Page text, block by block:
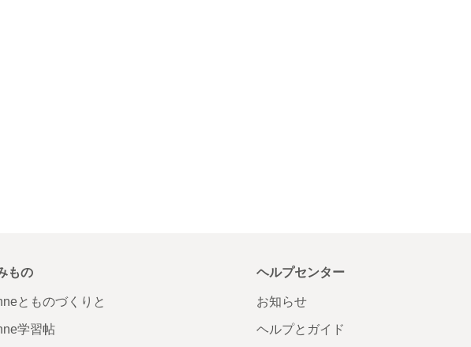
もの
とものづくりと
学習帖
ヘルプセンター
お知らせ
ヘルプとガイド